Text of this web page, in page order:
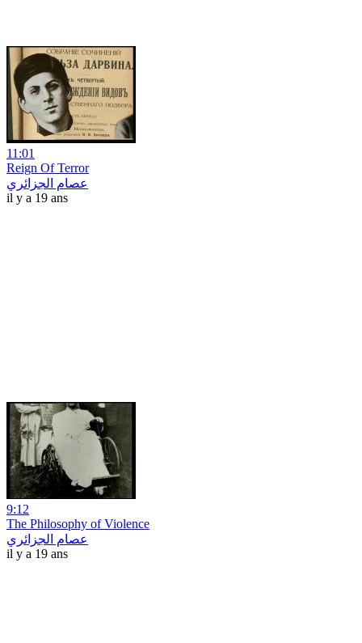
11:01
Reign Of Terror
عصام الجزائري
il y a 19 ans
9:12
The Philosophy of Violence
عصام الجزائري
il y a 19 ans